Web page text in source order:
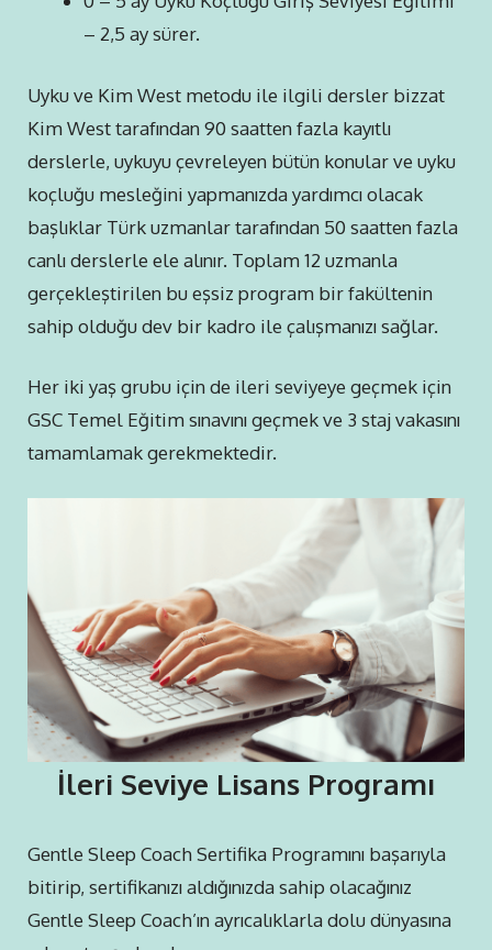
– 2,5 ay sürer.
Uyku ve Kim West metodu ile ilgili dersler bizzat
Kim West tarafından 90 saatten fazla kayıtlı
derslerle, uykuyu çevreleyen bütün konular ve uyku
koçluğu mesleğini yapmanızda yardımcı olacak
başlıklar Türk uzmanlar tarafından 50 saatten fazla
canlı derslerle ele alınır. Toplam 12 uzmanla
gerçekleştirilen bu eşsiz program bir fakültenin
sahip olduğu dev bir kadro ile çalışmanızı sağlar.
Her iki yaş grubu için de ileri seviyeye geçmek için
GSC Temel Eğitim sınavını geçmek ve 3 staj vakasını
tamamlamak gerekmektedir.
İleri Seviye Lisans Programı
Gentle Sleep Coach Sertifika Programını başarıyla
bitirip, sertifikanızı aldığınızda sahip olacağınız
Gentle Sleep Coach’ın ayrıcalıklarla dolu dünyasına